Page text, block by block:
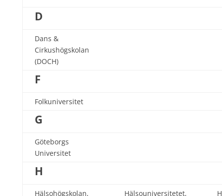
D
Dans &
Cirkushögskolan
(DOCH)
F
Folkuniversitet
G
Göteborgs
Universitet
H
Hälsohögskolan, Hälsouniversitetet,